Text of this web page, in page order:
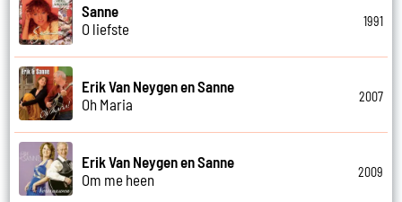
Sanne
O liefste
1991
Erik Van Neygen en Sanne
Oh Maria
2007
Erik Van Neygen en Sanne
Om me heen
2009